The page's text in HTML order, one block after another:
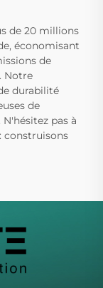
de 20 millions
économisant
de
Notre
durabilité
de
pas à
construisons